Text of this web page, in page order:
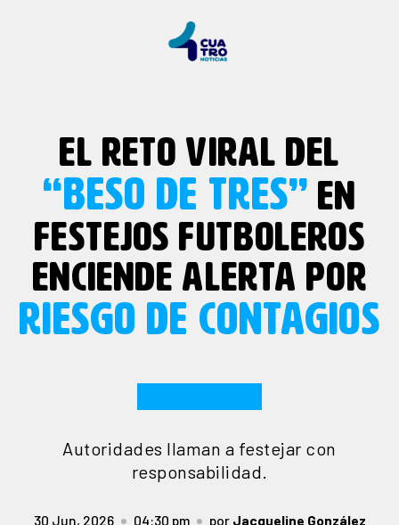
EL RETO VIRAL DEL
“BESO DE TRES” EN
FESTEJOS FUTBOLEROS
ENCIENDE ALERTA POR
RIESGO DE CONTAGIOS
Autoridades llaman a festejar con
responsabilidad.
30 Jun, 2026 04:30 pm por Jacqueline González